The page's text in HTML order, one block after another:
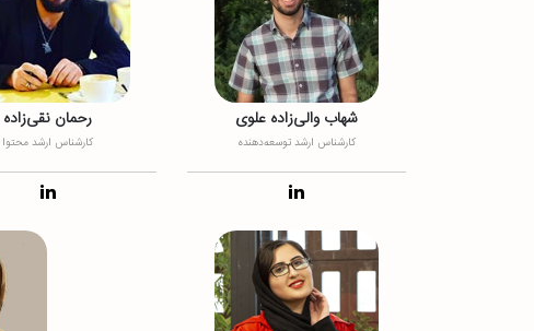
شهاب والی‌زاده علوی
کارشناس ارشد توسعه‌دهنده
رحمان نقی‌زاده
کارشناس ارشد محتوا